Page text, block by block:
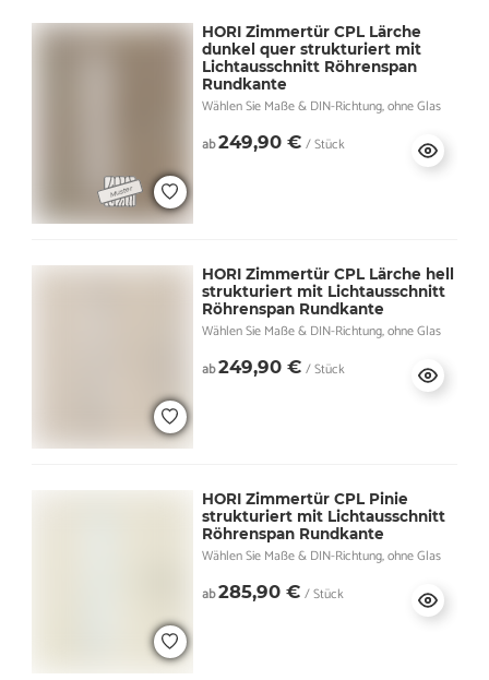
HORI Zimmertür CPL Lärche
dunkel quer strukturiert mit
Lichtausschnitt Röhrenspan
Rundkante
Wählen Sie Maße & DIN-Richtung, ohne Glas
ab249,90 € / Stück
HORI Zimmertür CPL Lärche hell
strukturiert mit Lichtausschnitt
Röhrenspan Rundkante
Wählen Sie Maße & DIN-Richtung, ohne Glas
ab249,90 € / Stück
HORI Zimmertür CPL Pinie
strukturiert mit Lichtausschnitt
Röhrenspan Rundkante
Wählen Sie Maße & DIN-Richtung, ohne Glas
ab285,90 € / Stück